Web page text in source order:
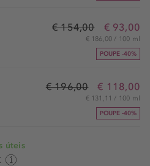
€ 154,00 € 93,00
€ 186,00 / 100 ml
POUPE -40%
€ 196,00 € 118,00
€ 131,11 / 100 ml
POUPE -40%
úteis